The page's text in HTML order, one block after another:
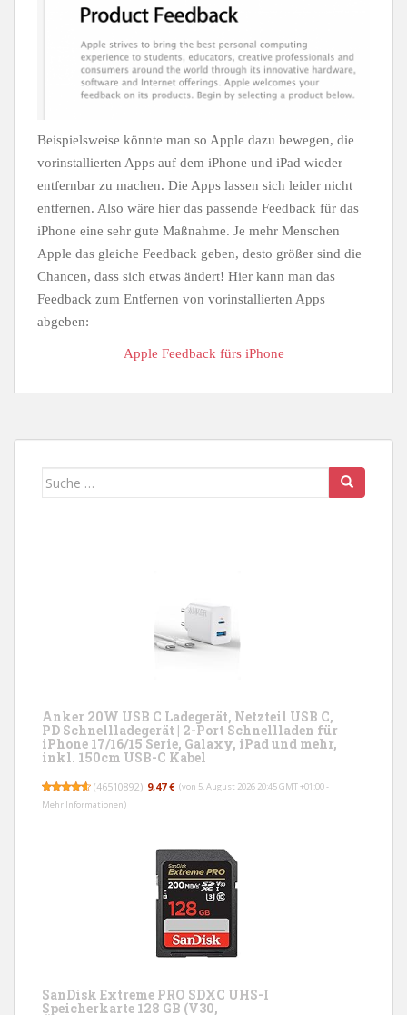
Beispielsweise könnte man so Apple dazu bewegen, die
vorinstallierten Apps auf dem iPhone und iPad wieder
entfernbar zu machen. Die Apps lassen sich leider nicht
entfernen. Also wäre hier das passende Feedback für das
iPhone eine sehr gute Maßnahme. Je mehr Menschen
Apple das gleiche Feedback geben, desto größer sind die
Chancen, dass sich etwas ändert! Hier kann man das
Feedback zum Entfernen von vorinstallierten Apps
abgeben:
Apple Feedback fürs iPhone
Suche
Anker 20W USB C Ladegerät, Netzteil USB C,
PD Schnellladegerät | 2-Port Schnellladen für
iPhone 17/16/15 Serie, Galaxy, iPad und mehr,
inkl. 150cm USB-C Kabel
(46510892) 9,47 € (von 5. August 2026 20:45 GMT +01:00 -
Mehr Informationen)
SanDisk Extreme PRO SDXC UHS-I
Speicherkarte 128 GB (V30,